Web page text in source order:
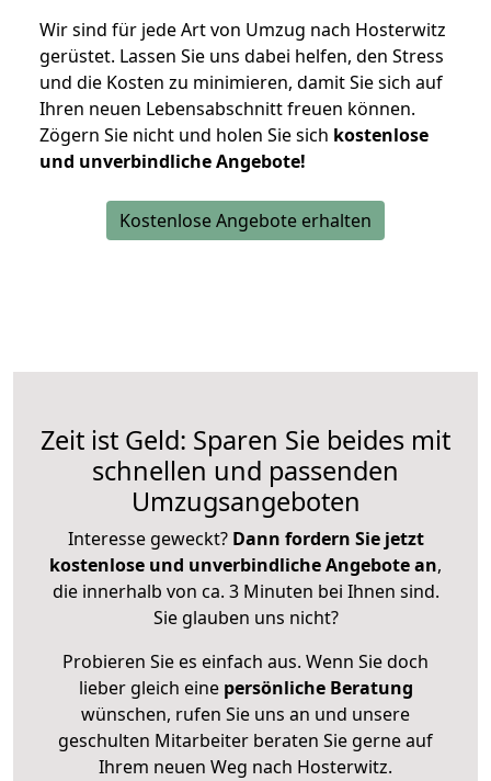
Wir sind für jede Art von Umzug nach Hosterwitz
gerüstet. Lassen Sie uns dabei helfen, den Stress
und die Kosten zu minimieren, damit Sie sich auf
Ihren neuen Lebensabschnitt freuen können.
Zögern Sie nicht und holen Sie sich kostenlose
und unverbindliche Angebote!
Kostenlose Angebote erhalten
Zeit ist Geld: Sparen Sie beides mit
schnellen und passenden
Umzugsangeboten
Interesse geweckt? Dann fordern Sie jetzt
kostenlose und unverbindliche Angebote an,
die innerhalb von ca. 3 Minuten bei Ihnen sind.
Sie glauben uns nicht?
Probieren Sie es einfach aus. Wenn Sie doch
lieber gleich eine persönliche Beratung
wünschen, rufen Sie uns an und unsere
geschulten Mitarbeiter beraten Sie gerne auf
Ihrem neuen Weg nach Hosterwitz.